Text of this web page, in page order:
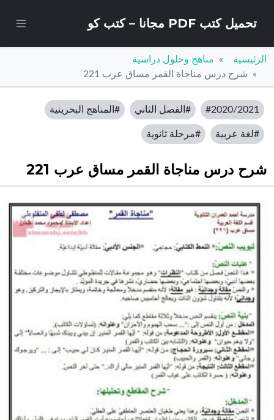
تحميل كتب PDF مجانا – كتب كو
الرئيسية
مناهج وحلول دراسية
شرح درس مناجاة القمر مساق عرب 221
#2020/2021 #الفصل الثاني #المناهج البحرينية
#لغة عربية #مرحلة ثانوية
شرح درس مناجاة القمر مساق عرب 221